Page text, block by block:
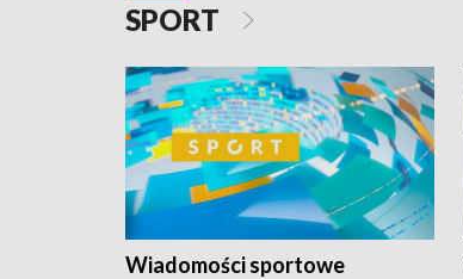
SPORT
Wiadomości sportowe